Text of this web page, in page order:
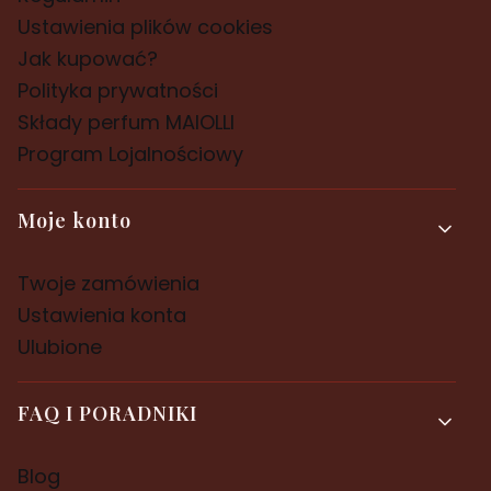
Ustawienia plików cookies
Jak kupować?
Polityka prywatności
Składy perfum MAIOLLI
Program Lojalnościowy
Moje konto
Twoje zamówienia
Ustawienia konta
Ulubione
FAQ I PORADNIKI
Blog